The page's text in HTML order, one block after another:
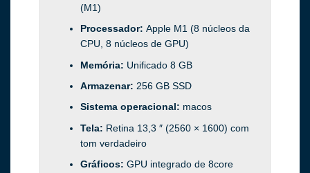
(M1)
Processador: Apple M1 (8 núcleos da
CPU, 8 núcleos de GPU)
Memória: Unificado 8 GB
Armazenar: 256 GB SSD
Sistema operacional: macos
Tela: Retina 13,3 ″ (2560 × 1600) com
tom verdadeiro
Gráficos: GPU integrado de 8core